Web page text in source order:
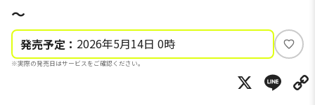
～
発売予定： 2026年5月14日 0時
※実際の発売日はサービスをご確認ください。
い
ね
X